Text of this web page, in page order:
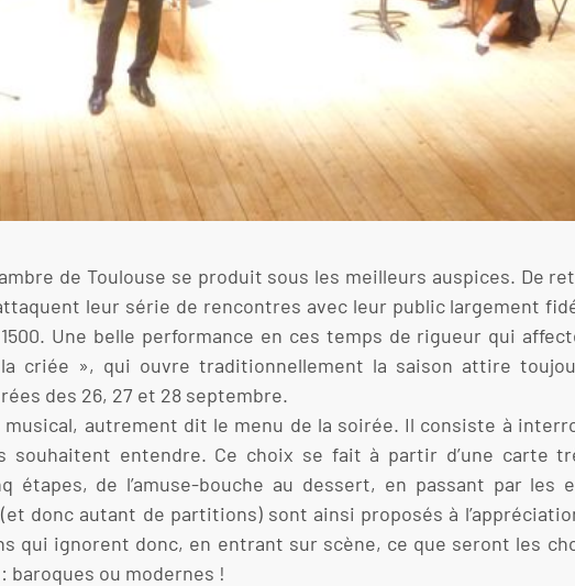
de Toulouse se produit sous les meilleurs auspices. De
leur série de rencontres avec leur public largement
Une belle performance en ces temps de rigueur qui
criée », qui ouvre traditionnellement la saison attire
des 26, 27 et 28 septembre.
musical, autrement dit le menu de la soirée. Il consiste à
entendre. Ce choix se fait à partir d’une carte
de l’amuse-bouche au dessert, en passant par les
donc autant de partitions) sont ainsi proposés à
qui ignorent donc, en entrant sur scène, ce que seront les
ou modernes !